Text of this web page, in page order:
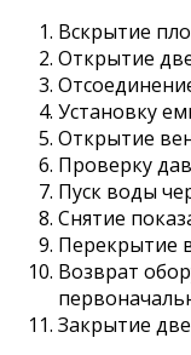
Вскрытие
Открытие
Установку
Открытие
Проверку
Пуск воды
Снятие
Перекрытие
Возврат
Закрытие